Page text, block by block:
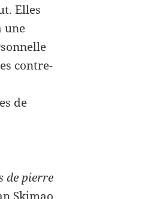
Elles
une
contre-
de
de pierre